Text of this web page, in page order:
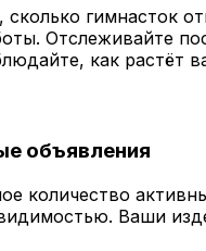
сколько гимнасток
Отслеживайте
как растёт
объявления
количество
Ваши